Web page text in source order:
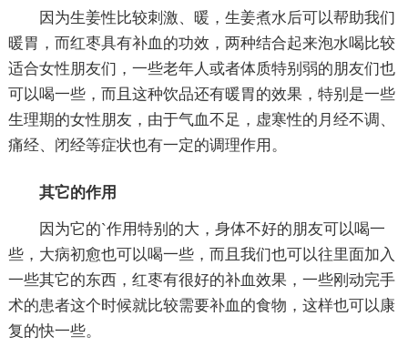
因为生姜性比较刺激、暖，生姜煮水后可以帮助我们
暖胃，而红枣具有补血的功效，两种结合起来泡水喝比较
适合女性朋友们，一些老年人或者体质特别弱的朋友们也
可以喝一些，而且这种饮品还有暖胃的效果，特别是一些
生理期的女性朋友，由于气血不足，虚寒性的月经不调、
痛经、闭经等症状也有一定的调理作用。
其它的作用
因为它的`作用特别的大，身体不好的朋友可以喝一
些，大病初愈也可以喝一些，而且我们也可以往里面加入
一些其它的东西，红枣有很好的补血效果，一些刚动完手
术的患者这个时候就比较需要补血的食物，这样也可以康
复的快一些。